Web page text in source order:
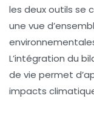
les deux outils se
une vue
L’intégration du
de vie permet
impacts